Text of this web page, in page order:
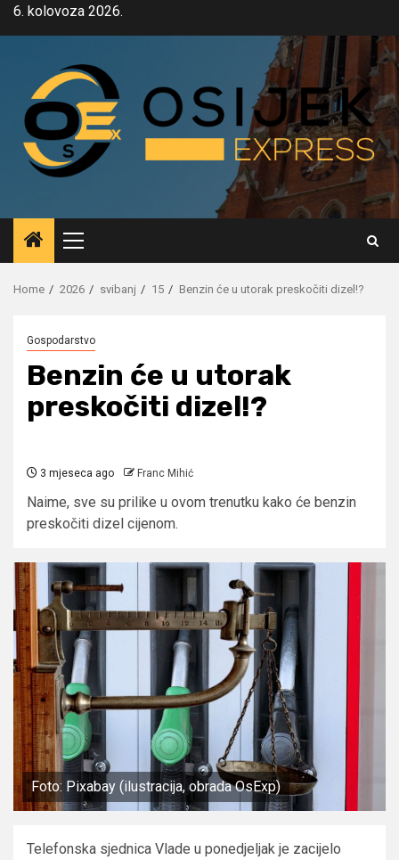
Skip6. kolovoza 2026.
Primary
Menu
Home 2026 svibanj 15 Benzin će u utorak preskočiti dizel!?
Gospodarstvo
Benzin će u utorak
preskočiti dizel!?
3 mjeseca ago Franc Mihić
Naime, sve su prilike u ovom trenutku kako će benzin
preskočiti dizel cijenom.
Foto: Pixabay (ilustracija, obrada OsExp)
Telefonska sjednica Vlade u ponedjeljak je zacijelo